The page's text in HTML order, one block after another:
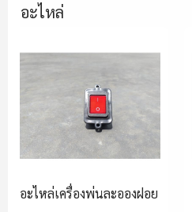
อะไหล่
อะไหล่เครื่องพ่นละอองฝอย